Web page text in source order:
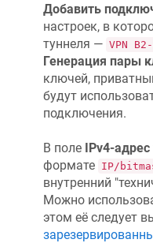
Добавить
настроек, в
туннеля — VPN
Генерация пары
ключей,
будут
подключения.
В поле IPv4-адрес
формате IP/
внутренний
Можно
этом её следует